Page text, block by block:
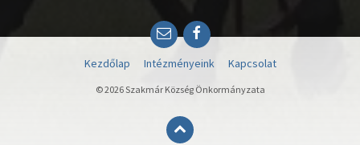
EmailFacebook
Kezdőlap Intézményeink Kapcsolat
© 2026 Szakmár Község Önkormányzata